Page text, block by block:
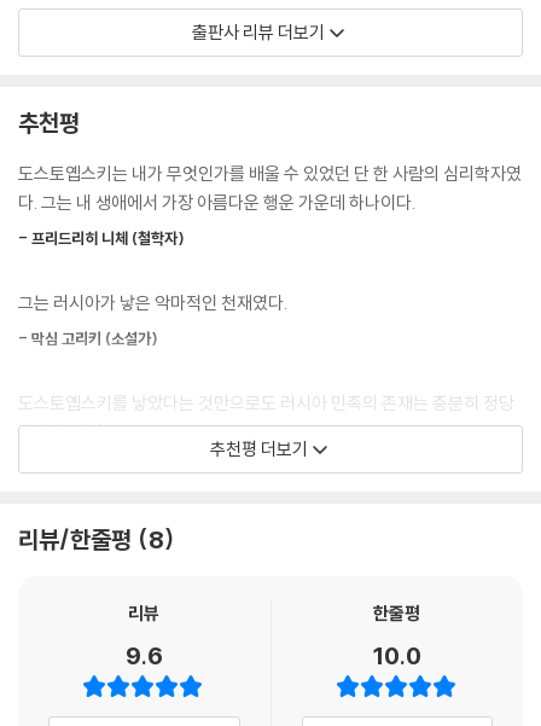
★ 국립중앙도서관 선정 [청소년 권장 도서] 50선
★ 서울대학교 권장 도서 100선
러시아가 낳은 대문호이자 세계문학사상 가장 위대한 작가 중 하나로 꼽히
는 표도르 도스토옙스키의 장편소설 『카라마조프 씨네 형제들』이 이대우
교수의 번역으로 열린책들에서 출간되었다. 도스토옙스키는 지드, 카뮈와
트와 과학자 아인슈타인에 이르기까지 두 세기에 걸쳐 인류 문화 전체에
의 40여 년에 걸친 창작의 결산인 마지막 장편소설로서, 그의 작품들 가운
데서도 가장 심오한 사상적 깊이와 이에 걸맞은 예술적 구조를 드러내는
성한 지 석 달여 만에 도스토옙스키가 갑작스럽게 사망하면서 실현되지 못
했다. 그럼에도 다채로운 인물군과 크고 작은 사건들, 무수한 에피소드를
담은 방대한 규모의 이 소설은 뛰어난 완성도를 보여 주며, 많은 비평가들
에 의해 〈문학 작품의 총체〉를 구현한 가장 탁월한 작품으로 평가되고 있
카라마조프 일가의 가장인 아버지 표도르는 일생 동안 쾌락만을 추구한 사
악한 본능의 화신이다. 방탕한 생활을 하며 고리대금업과 부정한 상술로
살아가는 그의 영혼은 추악한 악에 물들어 있다. 결국 그는 자신의 악덕이
출판사 리뷰 더보기
추천평
도스토옙스키는 내가 무엇인가를 배울 수 있었던 단 한 사람의 심리학자였
다. 그는 내 생애에서 가장 아름다운 행운 가운데 하나이다.
- 프리드리히 니체 (철학자)
그는 러시아가 낳은 악마적인 천재였다.
- 막심 고리키 (소설가)
도스토옙스키를 낳았다는 것만으로도 러시아 민족의 존재는 충분히 정당
화될 수 있다.
- 니콜라이 베르댜예프 (철학자)
도스토옙스키는 육체와 영혼의 고귀함보다는 불행과 악덕, 욕정과 범죄에
도스토옙스키는 사실상 신을 창조해야만 했다. 그것은 대단한 일이었다.
- 헨리 밀러 (소설가)
추천평 더보기
리뷰/한줄평 8
리뷰
9.6
한줄평
10.0